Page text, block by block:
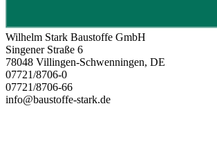
Wilhelm Stark Baustoffe GmbH
Singener Straße 6
78048 Villingen-Schwenningen, DE
07721/8706-0
07721/8706-66
info@baustoffe-stark.de